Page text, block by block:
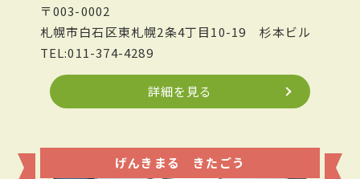
〒003-0002
札幌市白石区東札幌2条4丁目10-19 杉本ビル
TEL:011-374-4289
詳細を見る
げんきまる きたごう